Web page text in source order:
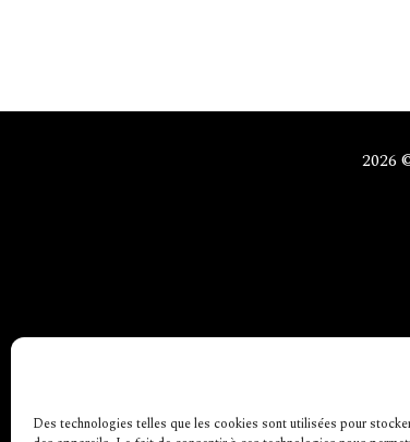
Des technologies telles que les cookies sont utilisées pour
2026